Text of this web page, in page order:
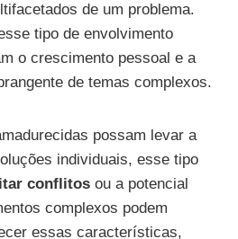
de um problema.
tipo de envolvimento
o crescimento pessoal e a
de temas complexos.
possam levar a
individuais, esse tipo
conflitos ou a potencial
complexos podem
essas características,